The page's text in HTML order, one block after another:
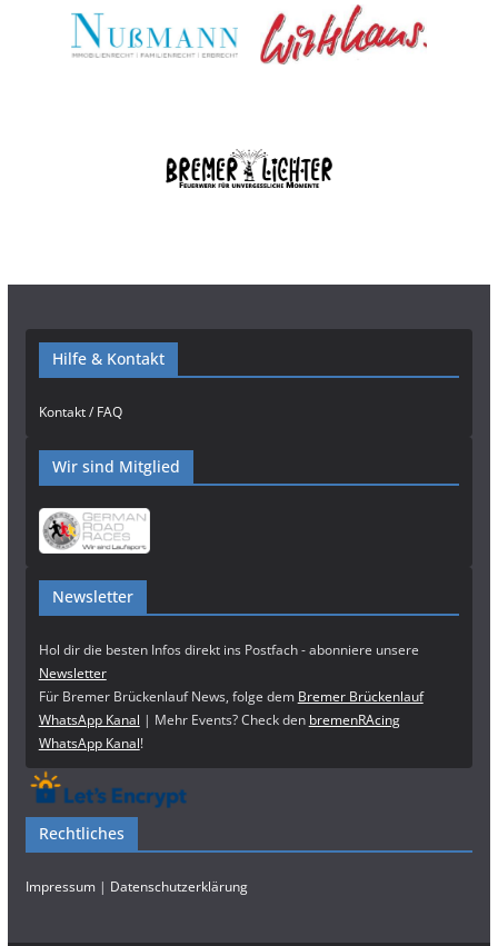
Hilfe & Kontakt
Kontakt / FAQ
Wir sind Mitglied
Newsletter
Hol dir die besten Infos direkt ins Postfach - abonniere unsere
Newsletter
Für Bremer Brückenlauf News, folge dem Bremer Brückenlauf
WhatsApp Kanal | Mehr Events? Check den bremenRAcing
WhatsApp Kanal!
Rechtliches
Impressum| Datenschutzerklärung